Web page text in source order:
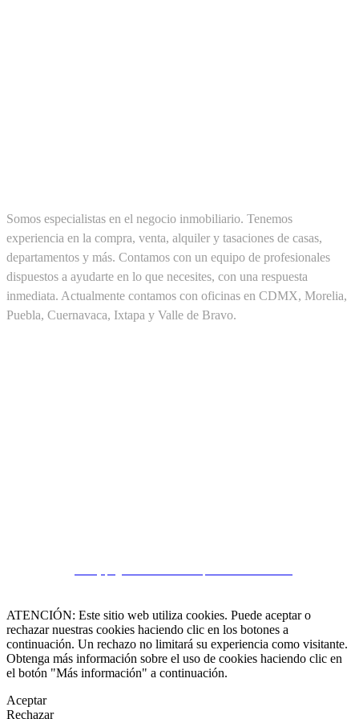
Somos especialistas en el negocio inmobiliario. Tenemos
experiencia en la compra, venta, alquiler y tasaciones de casas,
departamentos y más. Contamos con un equipo de profesionales
dispuestos a ayudarte en lo que necesites, con una respuesta
inmediata. Actualmente contamos con oficinas en CDMX, Morelia,
Puebla, Cuernavaca, Ixtapa y Valle de Bravo.
ATENCIÓN: Este sitio web utiliza cookies. Puede aceptar o
rechazar nuestras cookies haciendo clic en los botones a
continuación. Un rechazo no limitará su experiencia como visitante.
Obtenga más información sobre el uso de cookies haciendo clic en
el botón "Más información" a continuación.
Aceptar
Rechazar